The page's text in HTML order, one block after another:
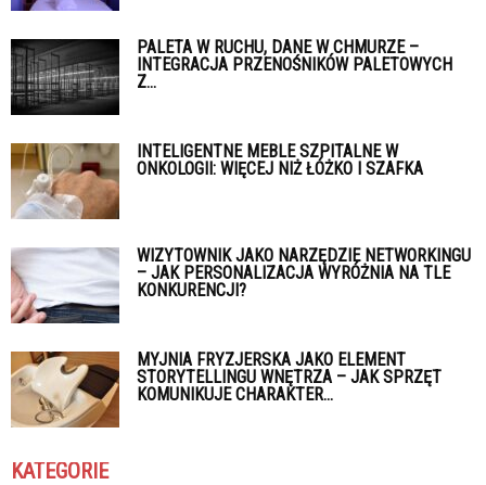
PALETA W RUCHU, DANE W CHMURZE –
INTEGRACJA PRZENOŚNIKÓW PALETOWYCH
Z...
INTELIGENTNE MEBLE SZPITALNE W
ONKOLOGII: WIĘCEJ NIŻ ŁÓŻKO I SZAFKA
WIZYTOWNIK JAKO NARZĘDZIE NETWORKINGU
– JAK PERSONALIZACJA WYRÓŻNIA NA TLE
KONKURENCJI?
MYJNIA FRYZJERSKA JAKO ELEMENT
STORYTELLINGU WNĘTRZA – JAK SPRZĘT
KOMUNIKUJE CHARAKTER...
KATEGORIE